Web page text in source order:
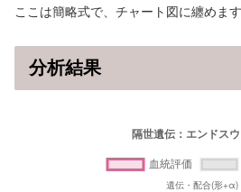
ここは簡略式で、チャート図に纏めます
分析結果